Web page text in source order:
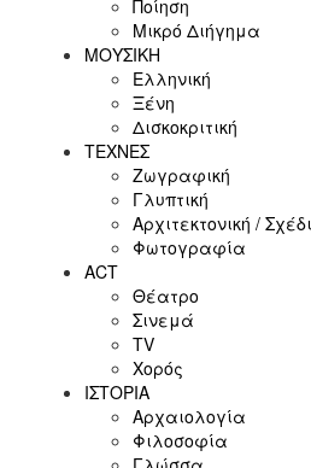
Ποίηση
Μικρό Διήγημα
ΜΟΥΣΙΚΗ
Ελληνική
Ξένη
Δισκοκριτική
ΤΕΧΝΕΣ
Ζωγραφική
Γλυπτική
Αρχιτεκτονική /
Φωτογραφία
ACT
Θέατρο
Σινεμά
ΤV
Χορός
ΙΣΤΟΡΙΑ
Αρχαιολογία
Φιλοσοφία